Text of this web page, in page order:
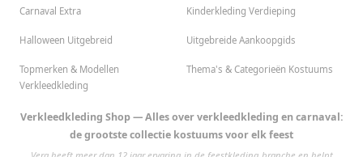
Carnaval Extra Kinderkleding Verdieping
Halloween Uitgebreid Uitgebreide Aankoopgids
Topmerken & Modellen
Verkleedkleding
Thema's & Categorieën Kostuums
Verkleedkleding Shop — Alles over verkleedkleding en carnaval:
de grootste collectie kostuums voor elk feest